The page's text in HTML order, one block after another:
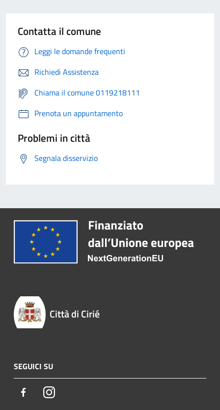
Contatta il comune
Leggi le domande frequenti
Richiedi Assistenza
Chiama il comune 0119218111
Prenota un appuntamento
Problemi in città
Segnala disservizio
Città di Cirié
SEGUICI SU
FacebookInstagram